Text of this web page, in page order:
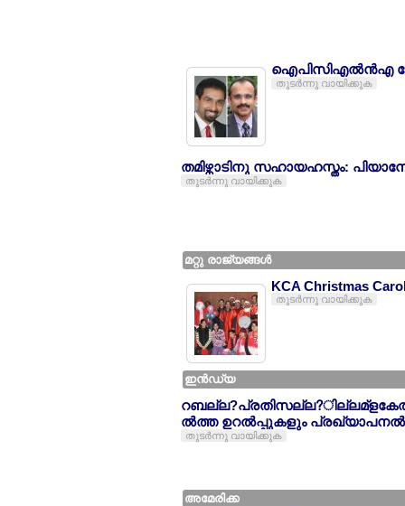
ഐപിസിഎല്‍ന്‍എ
തുടര്‍ന്നു വായിക്കുക
തമിഴ്നാടിനു സഹായഹസ്തം:
തുടര്‍ന്നു വായിക്കുക
മറ്റു രാജ്യങ്ങള്‍
KCA Christmas
തുടര്‍ന്നു വായിക്കുക
ഇന്‍ഡ്യ
ല്‍ത്ത ഉറല്‍പ്പുകളും
തുടര്‍ന്നു വായിക്കുക
അമേരിക്ക